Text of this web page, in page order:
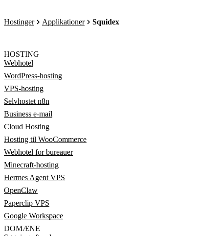
Hostinger Applikationer Squidex
HOSTING
Webhotel
WordPress-hosting
VPS-hosting
Selvhostet n8n
Business e-mail
Cloud Hosting
Hosting til WooCommerce
Webhotel for bureauer
Minecraft-hosting
Hermes Agent VPS
OpenClaw
Paperclip VPS
Google Workspace
DOMÆNE